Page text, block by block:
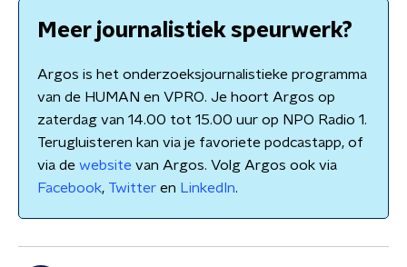
Meer journalistiek speurwerk?
Argos is het onderzoeksjournalistieke programma
van de HUMAN en VPRO. Je hoort Argos op
zaterdag van 14.00 tot 15.00 uur op NPO Radio 1.
Terugluisteren kan via je favoriete podcastapp, of
via de website van Argos. Volg Argos ook via
Facebook, Twitter en LinkedIn.